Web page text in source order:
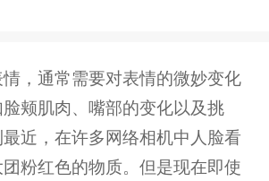
，通常需要对表情的微妙变化
颊肌肉、嘴部的变化以及挑
近，在许多网络相机中人脸看
粉红色的物质。但是现在即使